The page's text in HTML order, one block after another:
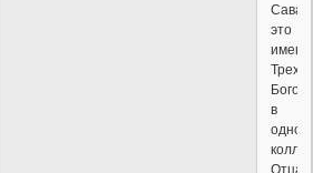
это
имена
Трех
Богов
в
одном